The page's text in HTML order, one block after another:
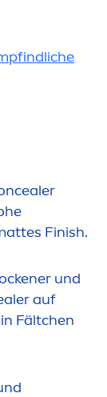
Finish.
ener und
auf
Fältchen